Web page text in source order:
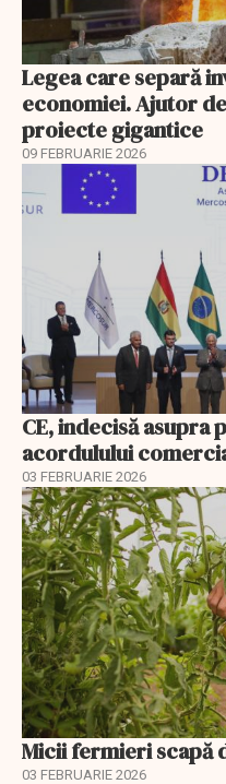
Legea care separă
economiei. Ajutor
proiecte gigantice
09 FEBRUARIE 2026
CE, indecisă
acordulului
03 FEBRUARIE 2026
Micii fermieri scapă
03 FEBRUARIE 2026